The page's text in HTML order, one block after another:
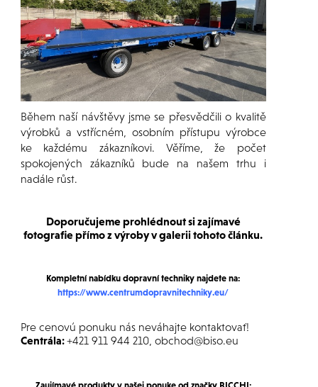
Během naší návštěvy jsme se přesvědčili o kvalitě
výrobků a vstřícném, osobním přístupu výrobce
ke každému zákazníkovi. Věříme, že počet
spokojených zákazníků bude na našem trhu i
nadále růst.
Doporučujeme prohlédnout si zajímavé
fotografie přímo z výroby v galerii tohoto článku.
Kompletní nabídku dopravní techniky najdete na:
https://www.centrumdopravnitechniky.eu/
Pre cenovú ponuku nás neváhajte kontaktovať!
Centrála:+421 911 944 210, obchod@biso.eu